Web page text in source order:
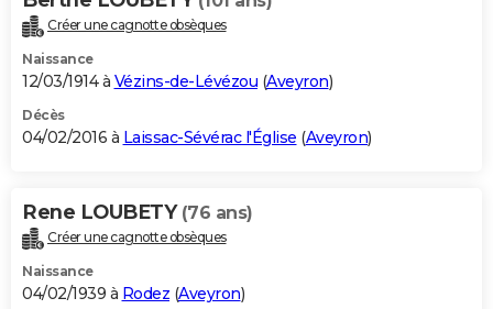
Créer une cagnotte obsèques
Naissance
12/03/1914 à Vézins-de-Lévézou (Aveyron)
Décès
04/02/2016 à Laissac-Sévérac l'Église (Aveyron)
Rene LOUBETY (76 ans)
Créer une cagnotte obsèques
Naissance
04/02/1939 à Rodez (Aveyron)